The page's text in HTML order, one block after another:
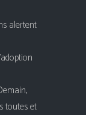
alertent
toutes et